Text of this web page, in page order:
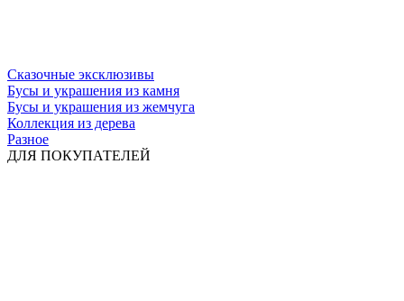
Сказочные эксклюзивы
Бусы и украшения из камня
Бусы и украшения из жемчуга
Коллекция из дерева
Разное
ДЛЯ ПОКУПАТЕЛЕЙ